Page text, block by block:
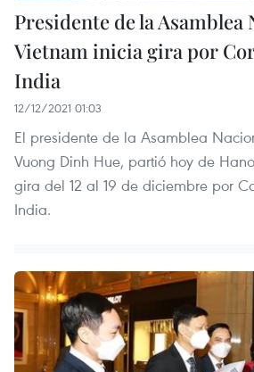
Presidente de la Asamblea
Vietnam inicia gira por
India
12/12/2021 01:03
El presidente de la Asamblea
Vuong Dinh Hue, partió hoy de
gira del 12 al 19 de diciembre por
India.